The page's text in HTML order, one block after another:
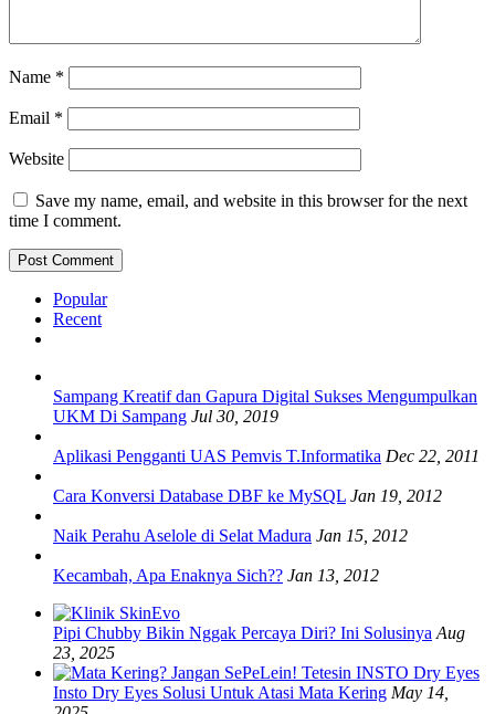
Name *
Email *
Website
Save my name, email, and website in this browser for the next
time I comment.
Popular
Recent
Sampang Kreatif dan Gapura Digital Sukses Mengumpulkan
UKM Di Sampang Jul 30, 2019
Aplikasi Pengganti UAS Pemvis T.Informatika Dec 22, 2011
Cara Konversi Database DBF ke MySQL Jan 19, 2012
Naik Perahu Aselole di Selat Madura Jan 15, 2012
Kecambah, Apa Enaknya Sich?? Jan 13, 2012
Pipi Chubby Bikin Nggak Percaya Diri? Ini Solusinya Aug
23, 2025
Insto Dry Eyes Solusi Untuk Atasi Mata Kering May 14,